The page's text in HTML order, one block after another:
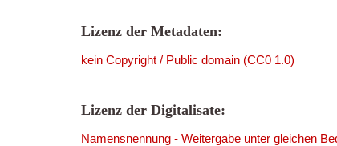
Lizenz der Metadaten:
kein Copyright / Public domain (CC0 1.0)
Lizenz der Digitalisate:
Namensnennung - Weitergabe unter gleichen